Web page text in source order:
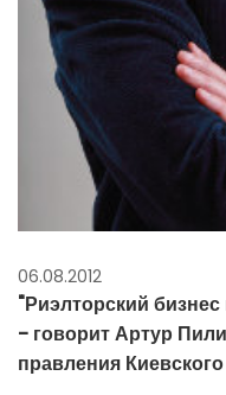
06.08.2012
"Риэлторский
- говорит Артур
правления